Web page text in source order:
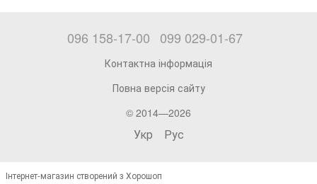
096 158-17-00 099 029-01-67
Контактна інформація
Повна версія сайту
© 2014—2026
Укр Рус
Інтернет-магазин створений з Хорошоп